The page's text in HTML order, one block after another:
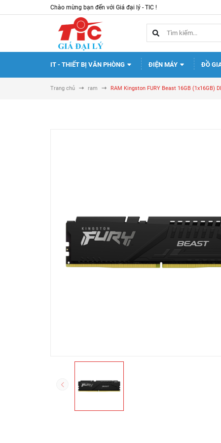
Chào mừng bạn đến với Giá đại lý - TIC !
IT - THIẾT BỊ VĂN PHÒNG ĐIỆN MÁY ĐỒ
Trang chủ ram RAM Kingston FURY Beast 16GB (1x16GB)